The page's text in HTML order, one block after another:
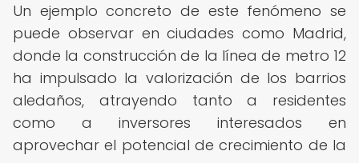
Un ejemplo concreto de este fenómeno se
puede observar en ciudades como Madrid,
donde la construcción de la línea de metro 12
ha impulsado la valorización de los barrios
aledaños, atrayendo tanto a residentes
como a inversores interesados en
aprovechar el potencial de crecimiento de la